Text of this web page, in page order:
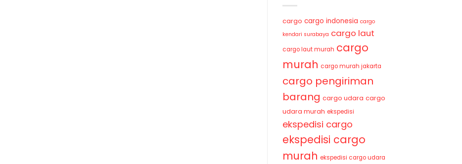
cargo cargo indonesia cargo
kendari surabaya cargo laut
cargo laut murah cargo
murah cargo murah jakarta
cargo pengiriman
barang cargo udara cargo
udara murah ekspedisi
ekspedisi cargo
ekspedisi cargo
murah ekspedisi cargo udara